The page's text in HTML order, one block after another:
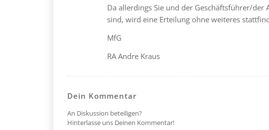
Da allerdings Sie und der Geschäftsführer/der
sind, wird eine Erteilung ohne weiteres
MfG
RA Andre Kraus
Dein Kommentar
An Diskussion beteiligen?
Hinterlasse uns Deinen Kommentar!